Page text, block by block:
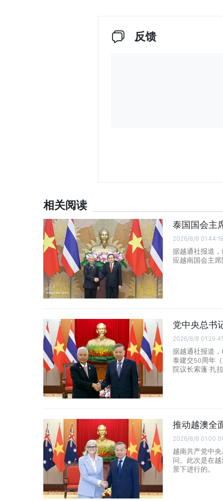
反馈
相关阅读
泰国国会主
2026/8/8
据越通社报道
应越南国会主
党中央总书
2026/8/8
据越通社报道
泰建交50周年
院议长索蓬·扎
推动越澳全
2026/8/8
越南共产党中
问。此次是在
景下进行的。